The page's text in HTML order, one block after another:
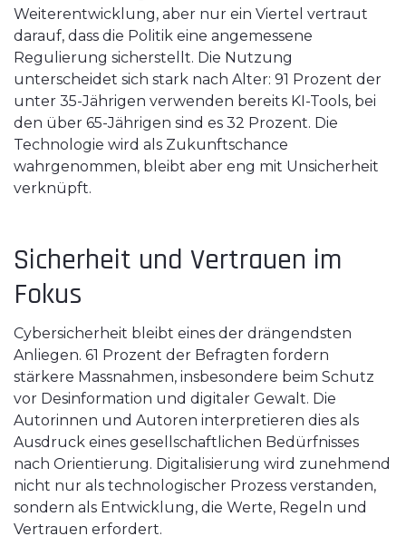
Weiterentwicklung, aber nur ein Viertel vertraut
darauf, dass die Politik eine angemessene
Regulierung sicherstellt. Die Nutzung
unterscheidet sich stark nach Alter: 91 Prozent der
unter 35-Jährigen verwenden bereits KI-Tools, bei
den über 65-Jährigen sind es 32 Prozent. Die
Technologie wird als Zukunftschance
wahrgenommen, bleibt aber eng mit Unsicherheit
verknüpft.
Sicherheit und Vertrauen im
Fokus
Cybersicherheit bleibt eines der drängendsten
Anliegen. 61 Prozent der Befragten fordern
stärkere Massnahmen, insbesondere beim Schutz
vor Desinformation und digitaler Gewalt. Die
Autorinnen und Autoren interpretieren dies als
Ausdruck eines gesellschaftlichen Bedürfnisses
nach Orientierung. Digitalisierung wird zunehmend
nicht nur als technologischer Prozess verstanden,
sondern als Entwicklung, die Werte, Regeln und
Vertrauen erfordert.